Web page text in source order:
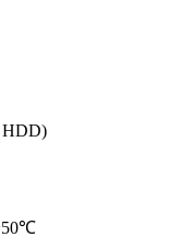
HDD)